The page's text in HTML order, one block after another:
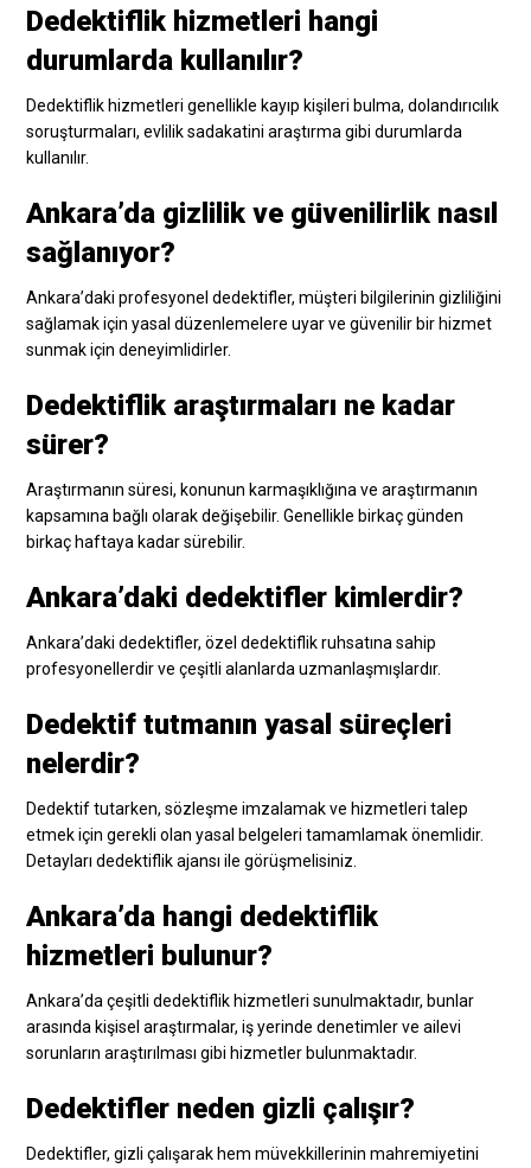
Dedektiflik hizmetleri hangi
durumlarda kullanılır?
Dedektiflik hizmetleri genellikle kayıp kişileri bulma, dolandırıcılık
soruşturmaları, evlilik sadakatini araştırma gibi durumlarda
kullanılır.
Ankara’da gizlilik ve güvenilirlik nasıl
sağlanıyor?
Ankara’daki profesyonel dedektifler, müşteri bilgilerinin gizliliğini
sağlamak için yasal düzenlemelere uyar ve güvenilir bir hizmet
sunmak için deneyimlidirler.
Dedektiflik araştırmaları ne kadar
sürer?
Araştırmanın süresi, konunun karmaşıklığına ve araştırmanın
kapsamına bağlı olarak değişebilir. Genellikle birkaç günden
birkaç haftaya kadar sürebilir.
Ankara’daki dedektifler kimlerdir?
Ankara’daki dedektifler, özel dedektiflik ruhsatına sahip
profesyonellerdir ve çeşitli alanlarda uzmanlaşmışlardır.
Dedektif tutmanın yasal süreçleri
nelerdir?
Dedektif tutarken, sözleşme imzalamak ve hizmetleri talep
etmek için gerekli olan yasal belgeleri tamamlamak önemlidir.
Detayları dedektiflik ajansı ile görüşmelisiniz.
Ankara’da hangi dedektiflik
hizmetleri bulunur?
Ankara’da çeşitli dedektiflik hizmetleri sunulmaktadır, bunlar
arasında kişisel araştırmalar, iş yerinde denetimler ve ailevi
sorunların araştırılması gibi hizmetler bulunmaktadır.
Dedektifler neden gizli çalışır?
Dedektifler, gizli çalışarak hem müvekkillerinin mahremiyetini